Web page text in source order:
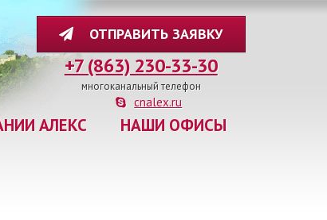
ОТПРАВИТЬ ЗАЯВКУ
+7 (863) 230-33-30
многоканальный телефон
cnalex.ru
АЛЕКС
НАШИ ОФИСЫ